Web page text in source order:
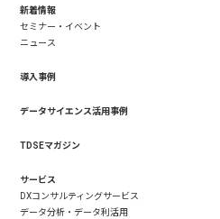
新着情報
セミナー・イベント
ニュース
導入事例
データサイエンス活用事例
TDSEマガジン
サービス
DXコンサルティングサービス
データ分析・データ利活用